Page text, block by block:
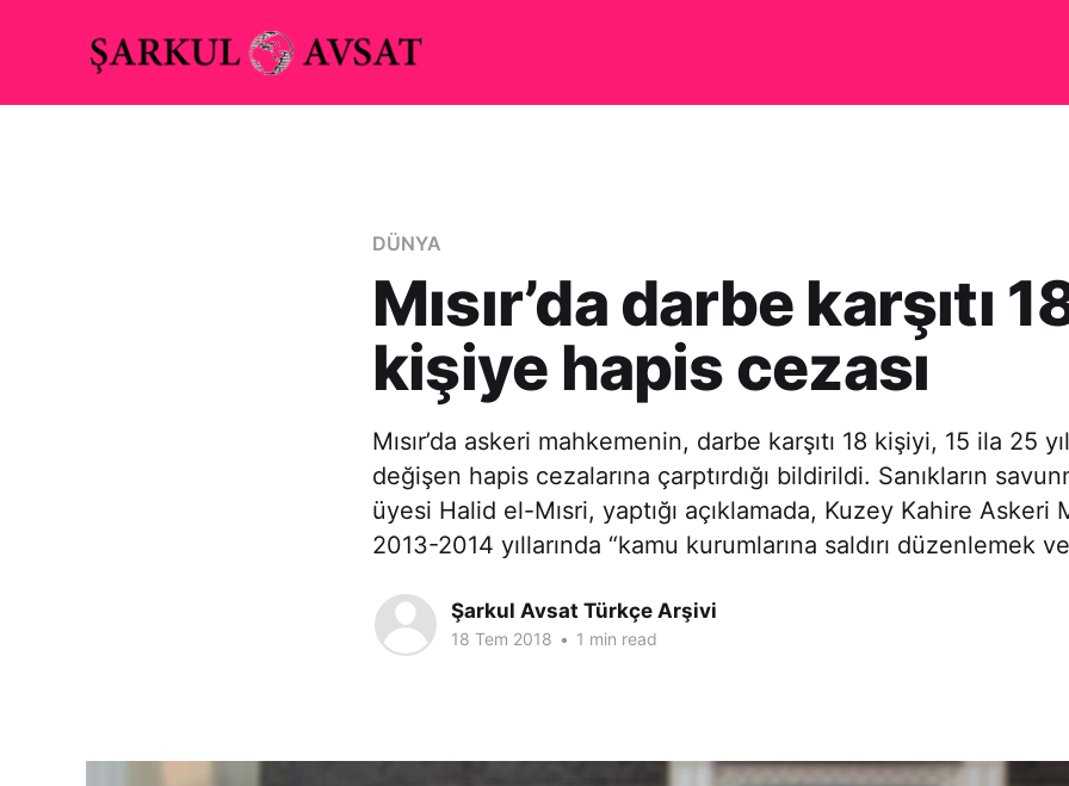
DÜNYA
Mısır’da darbe karşıtı
kişiye hapis cezası
Mısır’da askeri mahkemenin, darbe karşıtı 18 kişiyi, 15 ila 25
değişen hapis cezalarına çarptırdığı bildirildi. Sanıkların
üyesi Halid el-Mısri, yaptığı açıklamada, Kuzey Kahire Askeri
2013-2014 yıllarında “kamu kurumlarına saldırı düzenlemek ve
Şarkul Avsat Türkçe Arşivi
18 Tem 2018 • 1 min read